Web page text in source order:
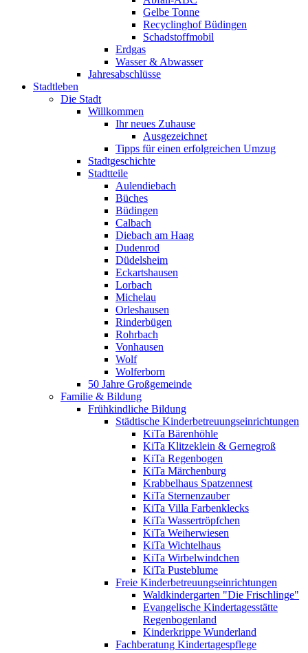
Gelbe Tonne
Recyclinghof Büdingen
Schadstoffmobil
Erdgas
Wasser & Abwasser
Jahresabschlüsse
Stadtleben
Die Stadt
Willkommen
Ihr neues Zuhause
Ausgezeichnet
Tipps für einen erfolgreichen Umzug
Stadtgeschichte
Stadtteile
Aulendiebach
Büches
Büdingen
Calbach
Diebach am Haag
Dudenrod
Düdelsheim
Eckartshausen
Lorbach
Michelau
Orleshausen
Rinderbügen
Rohrbach
Vonhausen
Wolf
Wolferborn
50 Jahre Großgemeinde
Familie & Bildung
Frühkindliche Bildung
Städtische Kinderbetreuungseinrichtungen
KiTa Bärenhöhle
KiTa Klitzeklein & Gernegroß
KiTa Regenbogen
KiTa Märchenburg
Krabbelhaus Spatzennest
KiTa Sternenzauber
KiTa Villa Farbenklecks
KiTa Wassertröpfchen
KiTa Weiherwiesen
KiTa Wichtelhaus
KiTa Wirbelwindchen
KiTa Pusteblume
Freie Kinderbetreuungseinrichtungen
Waldkindergarten "Die Frischlinge"
Evangelische Kindertagesstätte
Regenbogenland
Kinderkrippe Wunderland
Fachberatung Kindertagespflege